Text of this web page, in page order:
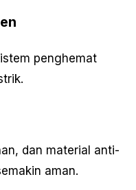
penghemat
dan material anti-
aman.